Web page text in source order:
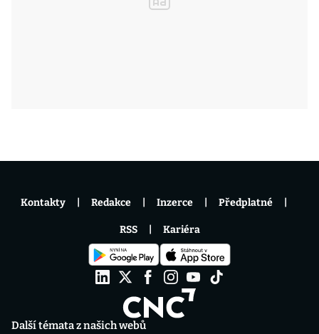
Další témata z našich webů
Kontakty Redakce Inzerce Předplatné
RSS Kariéra